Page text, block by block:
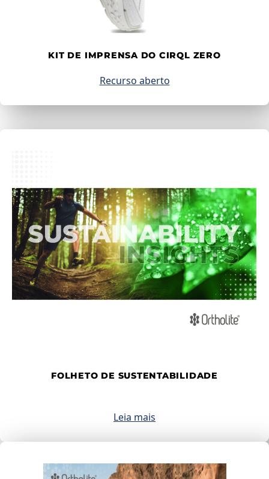
KIT DE IMPRENSA DO CIRQL ZERO
Recurso aberto
FOLHETO DE SUSTENTABILIDADE
Leia mais